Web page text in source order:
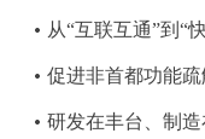
从“互联互通”到“
促进非首都功能
研发在丰台、制